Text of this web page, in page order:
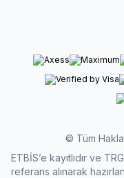
© Tüm
ETBİS’e kayıtlıdır ve
referans alınarak